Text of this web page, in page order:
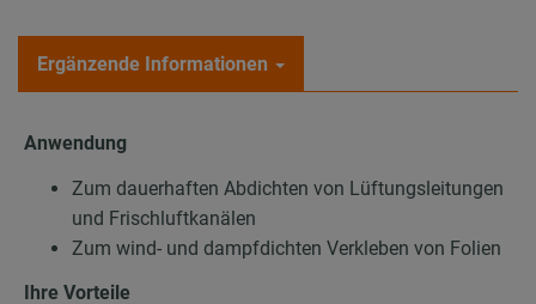
Ergänzende Informationen
Anwendung
Zum dauerhaften Abdichten von Lüftungsleitungen
und Frischluftkanälen
Zum wind- und dampfdichten Verkleben von Folien
Ihre Vorteile